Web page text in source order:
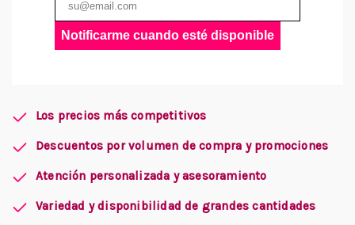
Notificarme cuando esté disponible
Los precios más competitivos
Descuentos por volumen de compra y promociones
Atención personalizada y asesoramiento
Variedad y disponibilidad de grandes cantidades